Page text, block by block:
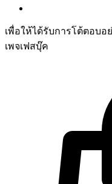
เพื่อให้ได้รับการโต้ตอบ
เพจเฟสบุ๊ค